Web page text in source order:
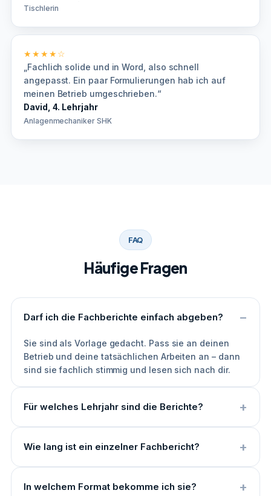
Tischlerin
★★★★☆
„Fachlich solide und in Word, also schnell
angepasst. Ein paar Formulierungen hab ich auf
meinen Betrieb umgeschrieben.“
David, 4. Lehrjahr
Anlagenmechaniker SHK
FAQ
Häufige Fragen
Darf ich die Fachberichte einfach abgeben?
Sie sind als Vorlage gedacht. Pass sie an deinen
Betrieb und deine tatsächlichen Arbeiten an – dann
sind sie fachlich stimmig und lesen sich nach dir.
Für welches Lehrjahr sind die Berichte?
Wie lang ist ein einzelner Fachbericht?
In welchem Format bekomme ich sie?